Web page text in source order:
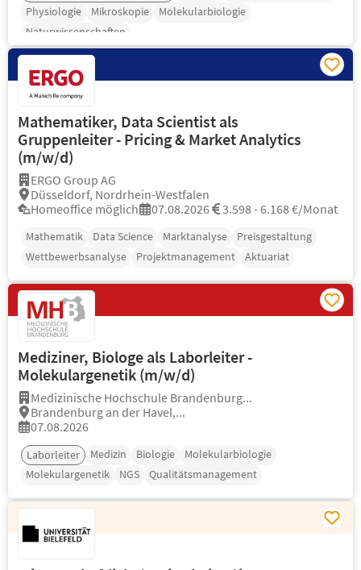
Physiologie
Mikroskopie
Molekularbiologie
Naturwissenschaften
Mathematiker, Data Scientist als
Gruppenleiter - Pricing & Market Analytics
(m/w/d)
ERGO Group AG
Düsseldorf, Nordrhein-Westfalen
Homeoffice möglich
07.08.2026 3.598 - 6.168 €/Monat
Mathematik Data Science Marktanalyse
Preisgestaltung
Wettbewerbsanalyse
Projektmanagement Aktuariat
Mediziner, Biologe als Laborleiter -
Molekulargenetik (m/w/d)
Medizinische Hochschule Brandenburg...
Brandenburg an der Havel,...
07.08.2026
Laborleiter Medizin Biologie
Molekularbiologie
Molekulargenetik
NGS Qualitätsmanagement